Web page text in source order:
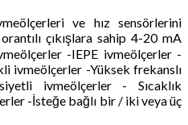
ve hız sensörlerini
çıkışlara sahip 4-20 mA
-IEPE ivmeölçerler -
ivmeölçerler -Yüksek frekanslı
ivmeölçerler - Sıcaklık
-İsteğe bağlı bir / iki veya üç